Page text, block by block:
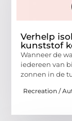
Verhelp
kunststof
Wanneer de
iedereen van
zonnen in de
Recreation /